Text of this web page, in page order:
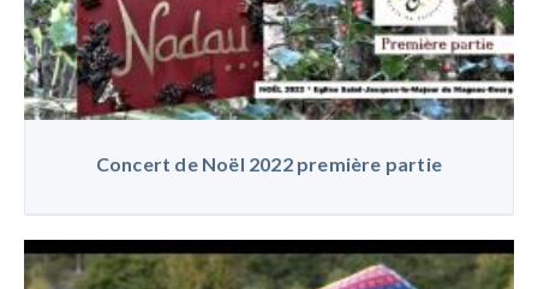
Concert de Noël 2022 première partie